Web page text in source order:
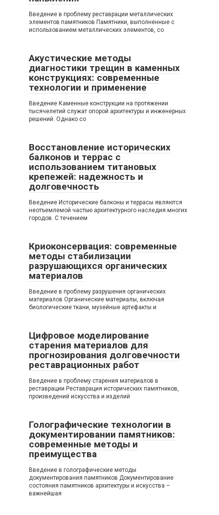
Введение в проблему реставрации металлических
элементов памятников Памятники, выполненные с
использованием металлических элементов, со
Акустические методы
диагностики трещин в каменных
конструкциях: современные
технологии и применение
Введение Каменные конструкции на протяжении
тысячелетий служат опорой архитектуры и инженерных
решений. Однако со
Восстановление исторических
балконов и террас с
использованием титановых
крепежей: надежность и
долговечность
Введение Исторические балконы и террасы являются
неотъемлемой частью архитектурного наследия многих
городов. С течением
Криоконсервация: современные
методы стабилизации
разрушающихся органических
материалов
Введение в проблему разрушения органических
материалов Органические материалы, включая
биологические ткани, музейные артефакты и
Цифровое моделирование
старения материалов для
прогнозирования долговечности
реставрационных работ
Введение в проблему старения материалов в
реставрации Реставрация исторических памятников,
произведений искусства и изделий
Голографические технологии в
документировании памятников:
современные методы и
преимущества
Введение в голографические методы
документирования памятников Документирование
состояния памятников архитектуры и искусства –
важнейшая